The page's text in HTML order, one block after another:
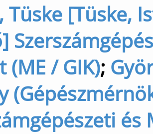
Tüske [Tüske,
(ME / GIK);